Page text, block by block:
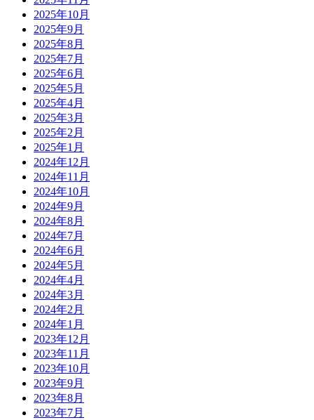
2025年10月
2025年9月
2025年8月
2025年7月
2025年6月
2025年5月
2025年4月
2025年3月
2025年2月
2025年1月
2024年12月
2024年11月
2024年10月
2024年9月
2024年8月
2024年7月
2024年6月
2024年5月
2024年4月
2024年3月
2024年2月
2024年1月
2023年12月
2023年11月
2023年10月
2023年9月
2023年8月
2023年7月